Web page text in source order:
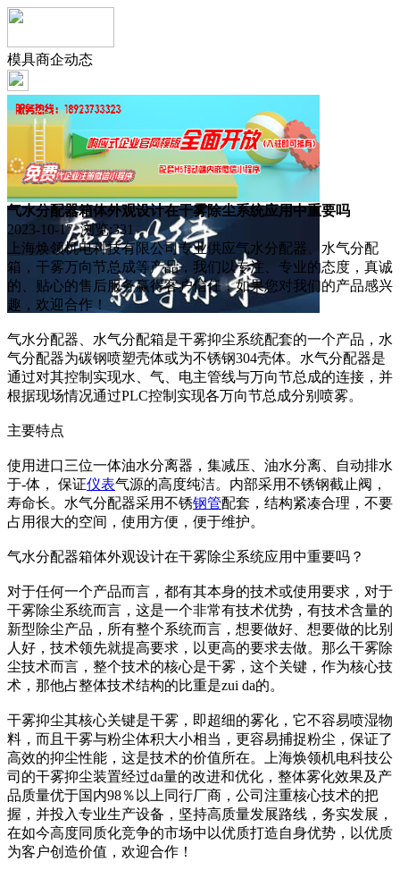
模具商企动态
气水分配器箱体外观设计在干雾除尘系统应用中重要吗
2023-10-17 浏览:331
上海焕领机电科技有限公司专业供应气水分配器、水气分配
箱，干雾万向节总成等产品，我们以专注、专业的态度，真诚
的、贴心的售后服务赢得客户信任，如果您对我们的产品感兴
趣，欢迎合作！
气水分配器、水气分配箱是干雾抑尘系统配套的一个产品，水
气分配器为碳钢喷塑壳体或为不锈钢304壳体。水气分配器是
通过对其控制实现水、气、电主管线与万向节总成的连接，并
根据现场情况通过PLC控制实现各万向节总成分别喷雾。
主要特点
使用进口三位一体油水分离器，集减压、油水分离、自动排水
于-体， 保证仪表气源的高度纯洁。内部采用不锈钢截止阀，
寿命长。水气分配器采用不锈钢管配套，结构紧凑合理，不要
占用很大的空间，使用方便，便于维护。
气水分配器箱体外观设计在干雾除尘系统应用中重要吗？
对于任何一个产品而言，都有其本身的技术或使用要求，对于
干雾除尘系统而言，这是一个非常有技术优势，有技术含量的
新型除尘产品，所有整个系统而言，想要做好、想要做的比别
人好，技术领先就提高要求，以更高的要求去做。那么干雾除
尘技术而言，整个技术的核心是干雾，这个关键，作为核心技
术，那他占整体技术结构的比重是zui da的。
干雾抑尘其核心关键是干雾，即超细的雾化，它不容易喷湿物
料，而且干雾与粉尘体积大小相当，更容易捕捉粉尘，保证了
高效的抑尘性能，这是技术的价值所在。上海焕领机电科技公
司的干雾抑尘装置经过da量的改进和优化，整体雾化效果及产
品质量优于国内98％以上同行厂商，公司注重核心技术的把
握，并投入专业生产设备，坚持高质量发展路线，务实发展，
在如今高度同质化竞争的市场中以优质打造自身优势，以优质
为客户创造价值，欢迎合作！